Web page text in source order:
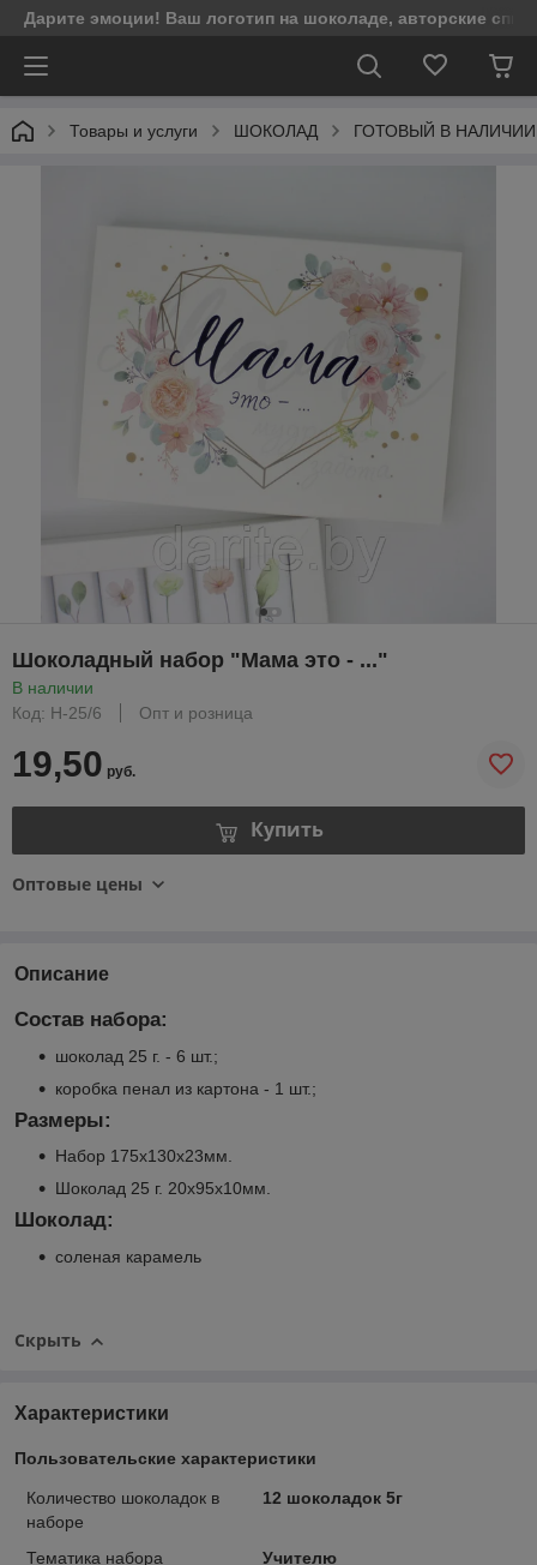
Дарите эмоции! Ваш логотип на шоколаде, авторские
Товары и услуги ШОКОЛАД ГОТОВЫЙ В НАЛИЧИИ
Шоколадный набор "Мама это - ..."
В наличии
Код: Н-25/6
Опт и розница
19,50 руб.
Купить
Оптовые цены
Описание
Состав набора:
шоколад 25 г. - 6 шт.;
коробка пенал из картона - 1 шт.;
Размеры:
Набор 175х130х23мм.
Шоколад 25 г. 20х95х10мм.
Шоколад:
соленая карамель
Скрыть
Характеристики
Пользовательские характеристики
Количество шоколадок в
наборе
12 шоколадок 5г
Тематика набора Учителю